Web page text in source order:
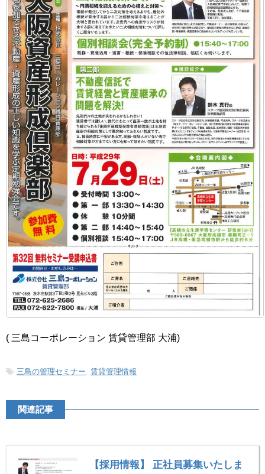
( 三島コーポレーション 賃貸管理部 大浦)
-三島の管理セミナー, 賃貸管理情報
関連記事
【採用情報】 正社員募集いたしま